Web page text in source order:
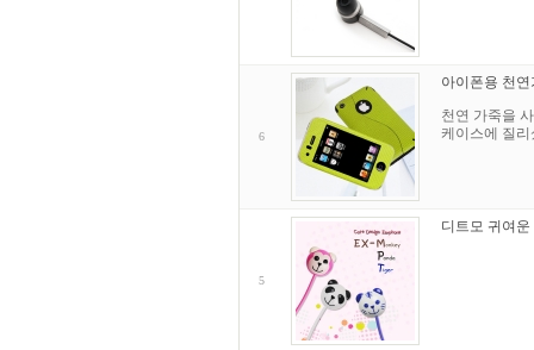
6
아이폰용 천
천연 가죽을
케이스에 질
5
디트모 귀여